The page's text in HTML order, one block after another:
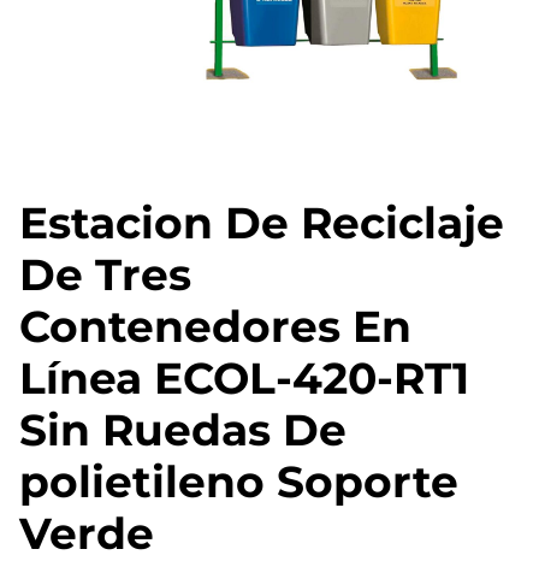
Estacion De Reciclaje
De Tres
Contenedores En
Línea ECOL-420-RT1
Sin Ruedas De
polietileno Soporte
Verde